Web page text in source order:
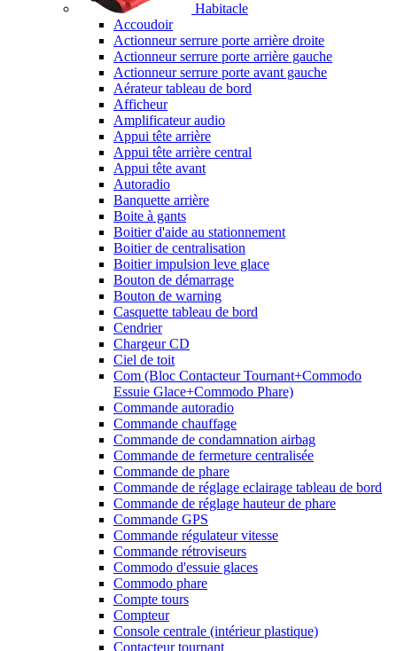
Habitacle
Accoudoir
Actionneur serrure porte arrière droite
Actionneur serrure porte arrière gauche
Actionneur serrure porte avant gauche
Aérateur tableau de bord
Afficheur
Amplificateur audio
Appui tête arrière
Appui tête arrière central
Appui tête avant
Autoradio
Banquette arrière
Boite à gants
Boitier d'aide au stationnement
Boitier de centralisation
Boitier impulsion leve glace
Bouton de démarrage
Bouton de warning
Casquette tableau de bord
Cendrier
Chargeur CD
Ciel de toit
Com (Bloc Contacteur Tournant+Commodo
Essuie Glace+Commodo Phare)
Commande autoradio
Commande chauffage
Commande de condamnation airbag
Commande de fermeture centralisée
Commande de phare
Commande de réglage eclairage tableau de bord
Commande de réglage hauteur de phare
Commande GPS
Commande régulateur vitesse
Commande rétroviseurs
Commodo d'essuie glaces
Commodo phare
Compte tours
Compteur
Console centrale (intérieur plastique)
Contacteur tournant